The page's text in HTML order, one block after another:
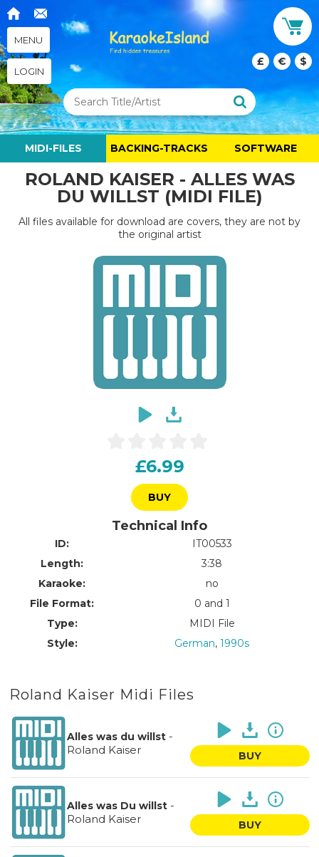
MENU
LOGIN
£ € $
MIDI-FILES BACKING-TRACKS SOFTWARE
ROLAND KAISER - ALLES WAS
DU WILLST (MIDI FILE)
All files available for download are covers, they are not by
the original artist
£6.99
BUY
Technical Info
ID:
IT00533
Length:
3:38
Karaoke:
no
File Format:
0 and 1
Type:
MIDI File
Style:
German,1990s
Roland Kaiser Midi Files
Alles was du willst-
Roland Kaiser
BUY
Alles was Du willst-
Roland Kaiser
BUY